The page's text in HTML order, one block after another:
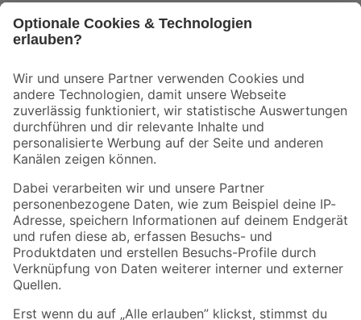
Der toom Newsletter: Keine Angebote und Aktionen mehr verpassen!
Zur Newsletter Anmeldung
Folge uns
Zahlungsarten Versandarten
Sicher einkaufen